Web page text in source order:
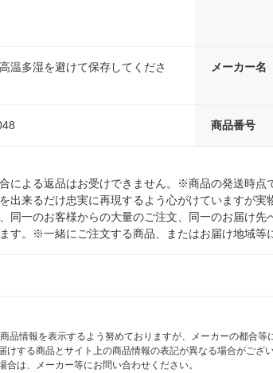
温多湿を避けて保存してくださ
メーカー名
商品番号
による返品はお受けできません。※商品の発送時
出来るだけ忠実に再現するよう心がけていますが
同一のお客様からの大量のご注文、同一のお届け
す。※一緒にご注文する商品、またはお届け地域等
品情報を表示するよう努めておりますが、メーカーの都合
けする商品とサイト上の商品情報の表記が異なる場合がご
は、メーカー等にお問い合わせください。